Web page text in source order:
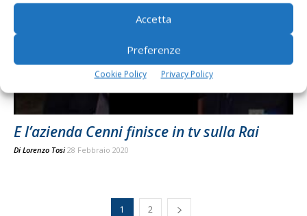
Accetta
Preferenze
Cookie Policy Privacy Policy
E l’azienda Cenni finisce in tv sulla Rai
Di Lorenzo Tosi 28 Febbraio 2020
1 2